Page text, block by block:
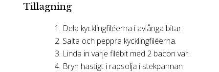
Tillagning
Dela kycklingfiléerna i avlånga bitar.
Salta och peppra kycklingfiléerna.
Linda in varje filébit med 2 bacon var.
Bryn hastigt i rapsolja i stekpannan